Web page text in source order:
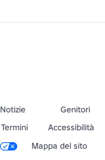
Notizie
Genitori
Termini
Accessibilità
Mappa del sito